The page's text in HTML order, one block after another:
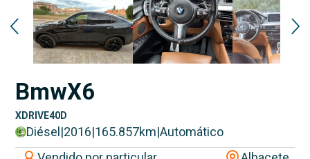
BmwX6
XDRIVE40D
Diésel |2016|165.857km|Automático